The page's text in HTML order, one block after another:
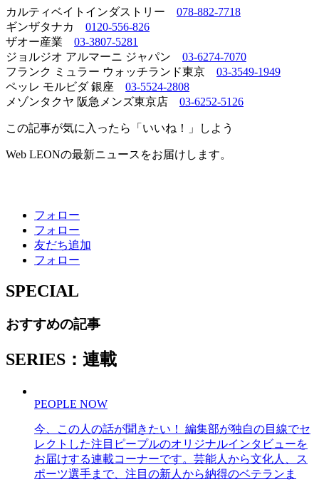
カルティベイトインダストリー 078-882-7718
ギンザタナカ 0120-556-826
ザオー産業 03-3807-5281
ジョルジオ アルマーニ ジャパン 03-6274-7070
フランク ミュラー ウォッチランド東京 03-3549-1949
ペッレ モルビダ 銀座 03-5524-2808
メゾンタクヤ 阪急メンズ東京店 03-6252-5126
この記事が気に入ったら「いいね！」しよう
Web LEONの最新ニュースをお届けします。
フォロー
フォロー
友だち追加
フォロー
SPECIAL
おすすめの記事
SERIES：連載
PEOPLE NOW
今、この人の話が聞きたい！ 編集部が独自の目線でセ
レクトした注目ピープルのオリジナルインタビューを
お届けする連載コーナーです。芸能人から文化人、ス
ポーツ選手まで、注目の新人から納得のベテランま